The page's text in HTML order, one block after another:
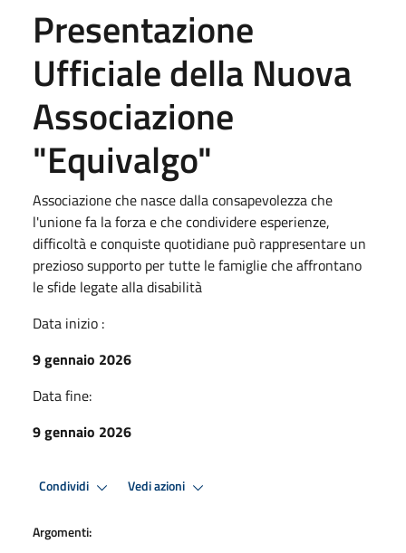
Presentazione
Ufficiale della Nuova
Associazione
"Equivalgo"
Associazione che nasce dalla consapevolezza che
l'unione fa la forza e che condividere esperienze,
difficoltà e conquiste quotidiane può rappresentare un
prezioso supporto per tutte le famiglie che affrontano
le sfide legate alla disabilità
Data inizio :
9 gennaio 2026
Data fine:
9 gennaio 2026
Condividi Vedi azioni
Argomenti: